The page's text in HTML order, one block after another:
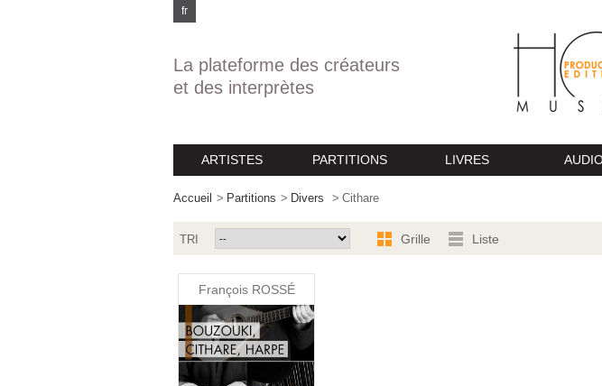
La plateforme des créateurs
et des interprètes
fr
ARTISTES PARTITIONS LIVRES
Accueil > Partitions > Divers > Cithare
TRI Grille Liste
François ROSSÉ